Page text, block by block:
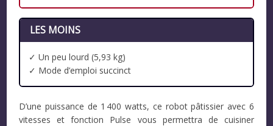
LES MOINS
✓ Un peu lourd (5,93 kg)
✓ Mode d’emploi succinct
D’une puissance de 1 400 watts, ce robot pâtissier avec 6
vitesses et fonction Pulse vous permettra de cuisiner